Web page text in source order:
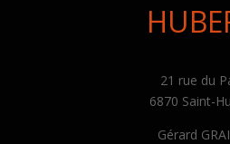
21 rue du
6870 Saint-
Gérard